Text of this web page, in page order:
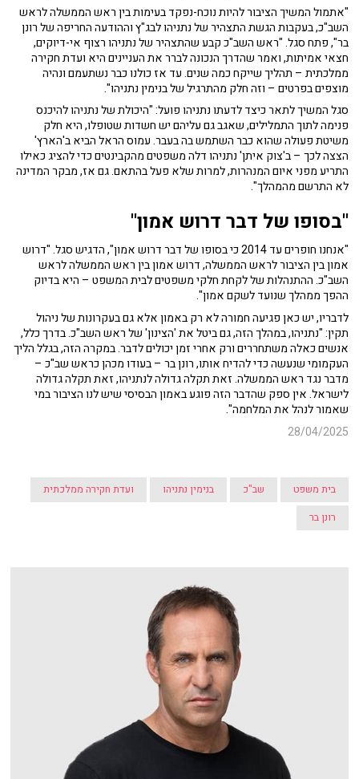
"אתמול המשיך הציבור להיות נוכח-נפקד בעימות בין ראש הממשלה לראש
השב"כ, בעקבות הגשת התצהיר של נתניהו לבג"ץ וההודעה החריפה של רונן
בר", פתח סגל. "ראש השב"כ קבע שהתצהיר של נתניהו רצוף אי-דיוקים,
חצאי אמיתות, ואמר שהדרך הנכונה לברר את העניינים היא ועדת חקירה
ממלכתית – תהליך שייקח כמה שנים. עד אז כולנו כבר נשתעמם ונהיה
מוצפים בפרטים – וזה חלק מהתרגיל של בנימין נתניהו".
סגל המשיך לתאר כיצד לדעתו נתניהו פועל: "היכולת של נתניהו להיכנס
פנימה לתוך התמלילים, שאגב גם עליהם יש חשדות שטופלו, היא חלק
משיטת פעולה שהוא כבר השתמש בה בעבר. עמוס הראל הביא ב'הארץ'
הצצה לכך – ב'צוק איתן' נתניהו דלה משפטים מהקבינטים כדי להציג כאילו
התריע מפני איום המנהרות, למרות שלא פעל בהתאם. גם אז, מבקר המדינה
לא התרשם מהמהלך".
"בסופו של דבר דרוש אמון"
"אנחנו חופרים עד 2014 כי בסופו של דבר דרוש אמון", הדגיש סגל. "דרוש
אמון בין הציבור לראש הממשלה, דרוש אמון בין ראש הממשלה לראש
השב"כ. ההתנהלות של לקחת חלקי משפטים לבית המשפט – היא בדיוק
ההפך ממהלך שנועד לשקם אמון".
לדבריו, יש כאן פגיעה חמורה לא רק באמון אלא גם בעקרונות של ניהול
תקין: "נתניהו, במהלך הזה, גם ביטל את 'הצינון' של ראש השב"כ. בדרך כלל,
אנשים כאלה משתחררים ורק אחרי זמן יכולים לדבר. במקרה הזה, בגלל הליך
העקמומי שנעשה כדי להדיח אותו, רונן בר – בעודו מכהן כראש שב"כ –
מדבר נגד ראש הממשלה. זאת תקלה גדולה לנתניהו, זאת תקלה גדולה
לישראל. אין ספק שהדבר הזה פוגע באמון הבסיסי שיש לנו הציבור במי
שאמור לנהל את המלחמה".
28/04/2025
בית משפט שב"כ בנימין נתניהו
ועדת חקירה ממלכתית
רונן בר